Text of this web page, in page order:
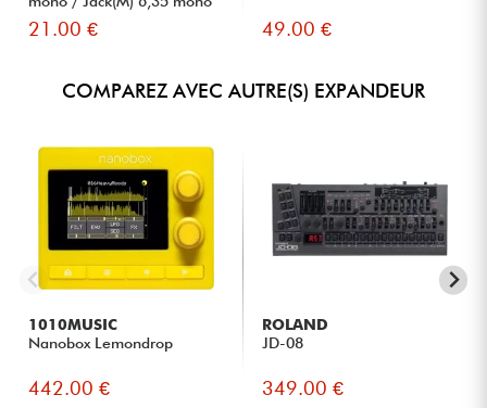
professionnelle.
À QUI EST DESTINÉ LE PRODUIT
création sonore extrêmement profonde et flexible.
Aux producteurs de musique électronique souhaitant
concevoir des textures originales impossibles à obtenir
avec des synthétiseurs classiques.
Aux compositeurs de musique à l’image ayant besoin de
couches sonores complexes, évolutives et immersives.
Aux musiciens expérimentaux intéressés par les
microtonaux.
Aux studios professionnels recherchant un synthétiseur haut
de gamme capable de couvrir un très large spectre de
créations sonores.
S...
21.00 € 49.00 €
COMPAREZ AVEC AUTRE(S) EXPANDEUR
1010MUSIC
Nanobox Lemondrop
442.00 €
ROLAND
JD-08
349.00 €